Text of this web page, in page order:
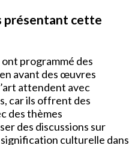
présentant cette
programmé des
avant des œuvres
attendent avec
car ils offrent des
des thèmes
des discussions sur
culturelle dans